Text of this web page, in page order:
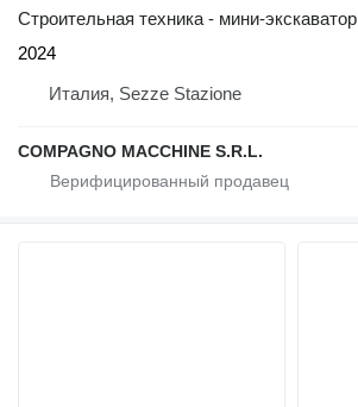
Строительная техника - мини-экскаватор
2024
Италия, Sezze Stazione
COMPAGNO MACCHINE S.R.L.